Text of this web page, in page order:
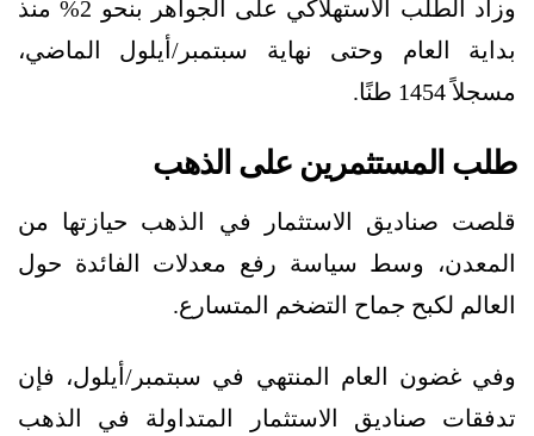
وزاد الطلب الاستهلاكي على الجواهر بنحو 2% منذ
بداية العام وحتى نهاية سبتمبر/أيلول الماضي،
مسجلاً 1454 طنًا.
طلب المستثمرين على الذهب
قلصت صناديق الاستثمار في الذهب حيازتها من
المعدن، وسط سياسة رفع معدلات الفائدة حول
العالم لكبح جماح التضخم المتسارع.
وفي غضون العام المنتهي في سبتمبر/أيلول، فإن
تدفقات صناديق الاستثمار المتداولة في الذهب